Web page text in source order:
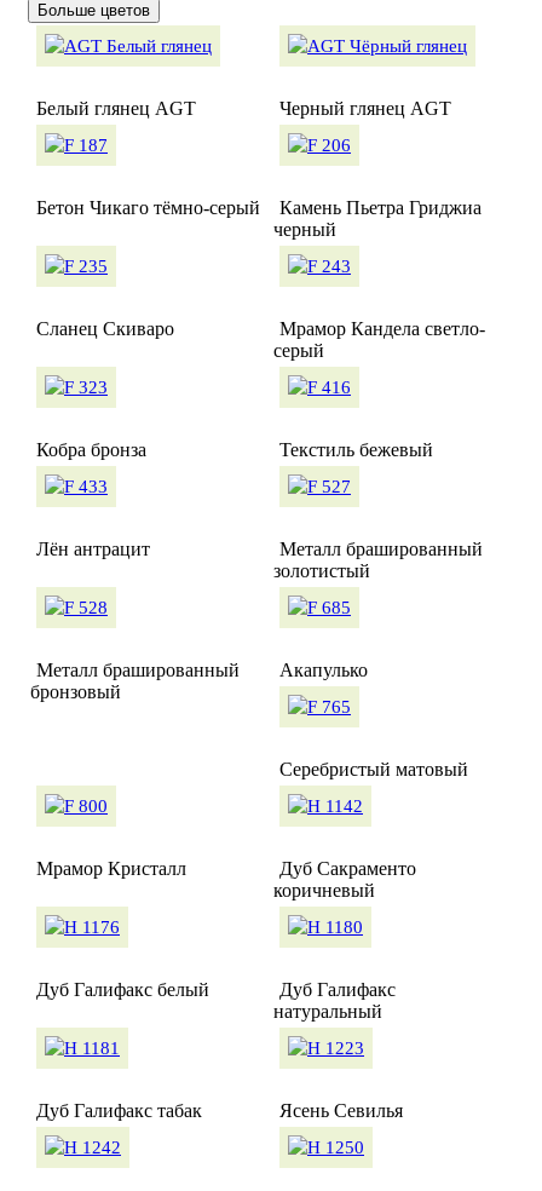
Больше цветов
Белый глянец AGT Черный глянец AGT
Бетон Чикаго тёмно-серый
Камень Пьетра Гриджиа
черный
Сланец Скиваро
Мрамор Кандела светло-
серый
Кобра бронза Текстиль бежевый
Лён антрацит
Металл брашированный
золотистый
Металл брашированный
бронзовый
Акапулько
Серебристый матовый
Мрамор Кристалл
Дуб Сакраменто
коричневый
Дуб Галифакс белый
Дуб Галифакс
натуральный
Дуб Галифакс табак Ясень Севилья